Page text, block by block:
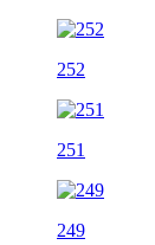
252
251
249